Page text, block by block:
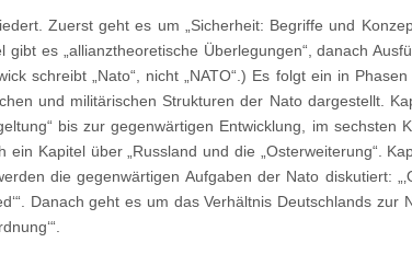
Zuerst geht es um „Sicherheit: Begriffe und
gibt es „allianztheoretische Überlegungen“, danach
schreibt „Nato“, nicht „NATO“.) Es folgt ein in
und militärischen Strukturen der Nato dargestellt.
bis zur gegenwärtigen Entwicklung, im sechsten
ein Kapitel über „Russland und die „Osterweiterung“.
die gegenwärtigen Aufgaben der Nato diskutiert:
Danach geht es um das Verhältnis Deutschlands